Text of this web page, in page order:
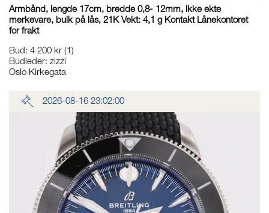
Armbånd, lengde 17cm, bredde 0,8- 12mm, ikke ekte
merkevare, bulk på lås, 21K Vekt: 4,1 g Kontakt Lånekontoret
for frakt
Bud: 4 200 kr (1)
Budleder: zizzi
Oslo Kirkegata
2026-08-16 23:02:00